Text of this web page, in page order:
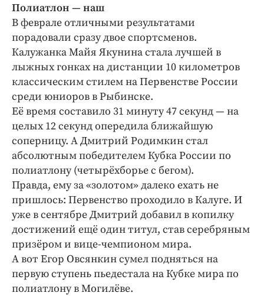
Полиатлон — наш
В феврале отличными результатами
порадовали сразу двое спортсменов.
Калужанка Майя Якунина стала лучшей в
лыжных гонках на дистанции 10 километров
классическим стилем на Первенстве России
среди юниоров в Рыбинске.
Её время составило 31 минуту 47 секунд — на
целых 12 секунд опередила ближайшую
соперницу. А Дмитрий Родимкин стал
абсолютным победителем Кубка России по
полиатлону (четырёхборье с бегом).
Правда, ему за «золотом» далеко ехать не
пришлось: Первенство проходило в Калуге. И
уже в сентябре Дмитрий добавил в копилку
достижений ещё один титул, став серебряным
призёром и вице-­чемпионом мира.
А вот Егор Овсянкин сумел подняться на
первую ступень пьедестала на Кубке мира по
полиатлону в Могилёве.